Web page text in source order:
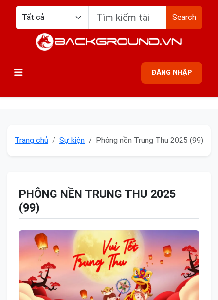
Search
ĐĂNG NHẬP
Trang chủ Sự kiện Phông nền Trung Thu 2025 (99)
PHÔNG NỀN TRUNG THU 2025
(99)